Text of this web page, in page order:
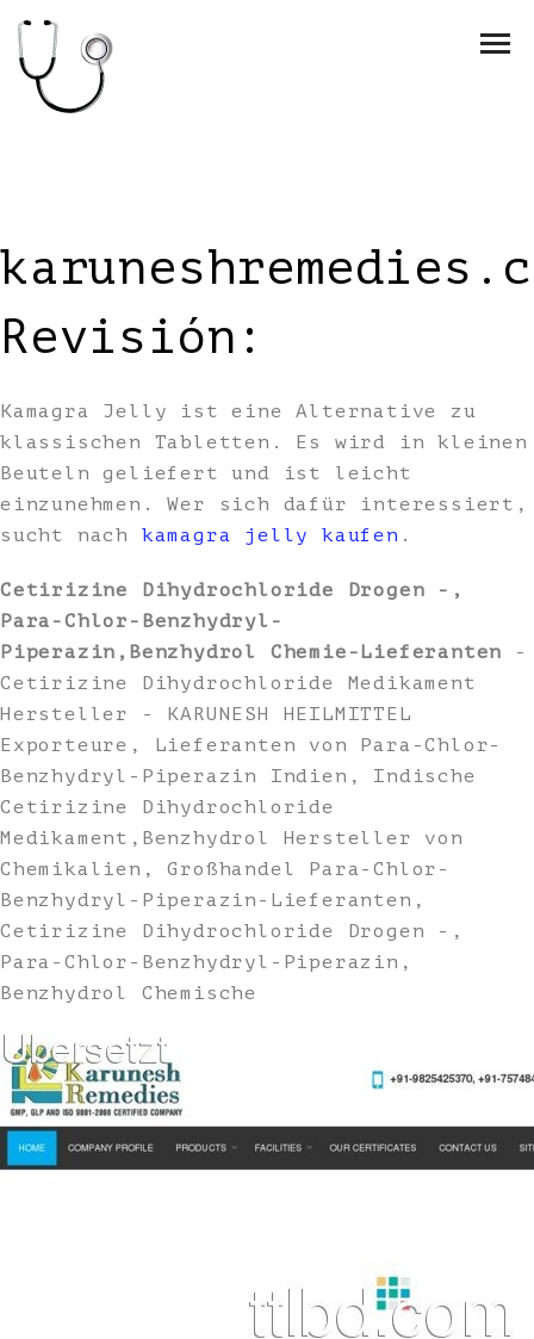
Revisión:
Kamagra Jelly ist eine Alternative zu
klassischen Tabletten. Es wird in kleinen
Beuteln geliefert und ist leicht
einzunehmen. Wer sich dafür interessiert,
sucht nach kamagra jelly kaufen .
Cetirizine Dihydrochloride Drogen -,
Para-Chlor-Benzhydryl-
Piperazin,Benzhydrol Chemie-Lieferanten -
Cetirizine Dihydrochloride Medikament
Hersteller - KARUNESH HEILMITTEL
Exporteure, Lieferanten von Para-Chlor-
Benzhydryl-Piperazin Indien, Indische
Cetirizine Dihydrochloride
Medikament,Benzhydrol Hersteller von
Chemikalien, Großhandel Para-Chlor-
Benzhydryl-Piperazin-Lieferanten,
Cetirizine Dihydrochloride Drogen -,
Para-Chlor-Benzhydryl-Piperazin,
Benzhydrol Chemische